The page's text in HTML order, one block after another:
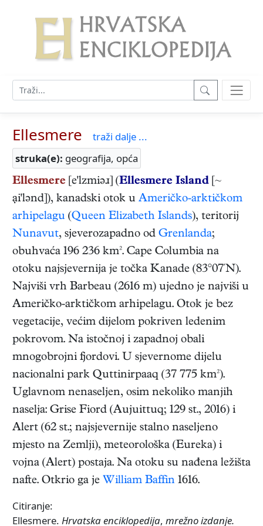
Ellesmere
traži dalje ...
struka(e): geografija, opća
Ellesmere [e'lzmiəɹ] (Ellesmere Island [~
ại'lənd]), kanadski otok u Američko-arktičkom
arhipelagu (Queen Elizabeth Islands), teritorij
Nunavut, sjeverozapadno od Grenlanda;
obuhvaća 196 236 km². Cape Columbia na
otoku najsjevernija je točka Kanade (83°07ʹN).
Najviši vrh Barbeau (2616 m) ujedno je najviši u
Američko-arktičkom arhipelagu. Otok je bez
vegetacije, većim dijelom pokriven ledenim
pokrovom. Na istočnoj i zapadnoj obali
mnogobrojni fjordovi. U sjevernome dijelu
nacionalni park Quttinirpaaq (37 775 km²).
Uglavnom nenaseljen, osim nekoliko manjih
naselja: Grise Fiord (Aujuittuq; 129 st., 2016) i
Alert (62 st.; najsjevernije stalno naseljeno
mjesto na Zemlji), meteorološka (Eureka) i
vojna (Alert) postaja. Na otoku su nađena ležišta
nafte. Otkrio ga je William Baffin 1616.
Citiranje:
Ellesmere. Hrvatska enciklopedija, mrežno izdanje.